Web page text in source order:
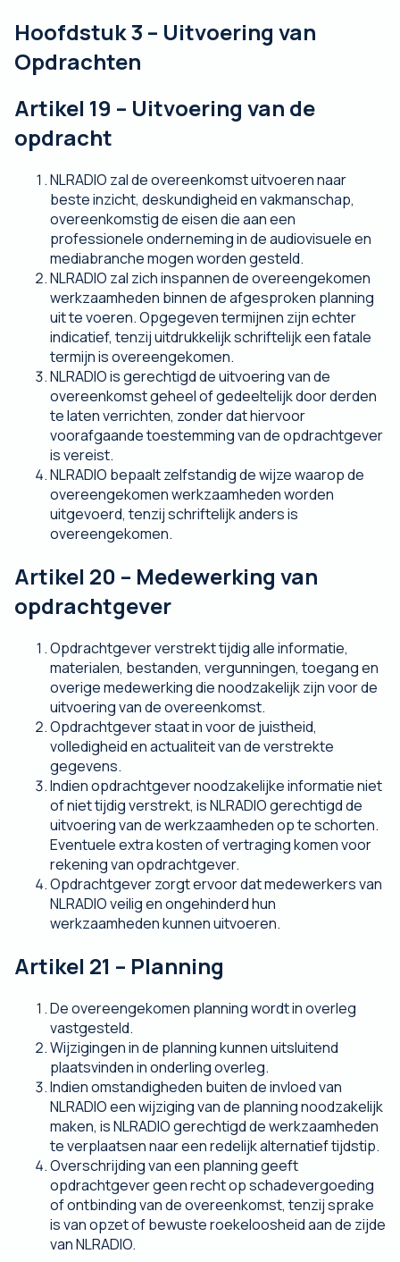
Hoofdstuk 3 – Uitvoering van
Opdrachten
Artikel 19 – Uitvoering van de
opdracht
NLRADIO zal de overeenkomst uitvoeren naar
beste inzicht, deskundigheid en vakmanschap,
overeenkomstig de eisen die aan een
professionele onderneming in de audiovisuele en
mediabranche mogen worden gesteld.
NLRADIO zal zich inspannen de overeengekomen
werkzaamheden binnen de afgesproken planning
uit te voeren. Opgegeven termijnen zijn echter
indicatief, tenzij uitdrukkelijk schriftelijk een fatale
termijn is overeengekomen.
NLRADIO is gerechtigd de uitvoering van de
overeenkomst geheel of gedeeltelijk door derden
te laten verrichten, zonder dat hiervoor
voorafgaande toestemming van de opdrachtgever
is vereist.
NLRADIO bepaalt zelfstandig de wijze waarop de
overeengekomen werkzaamheden worden
uitgevoerd, tenzij schriftelijk anders is
overeengekomen.
Artikel 20 – Medewerking van
opdrachtgever
Opdrachtgever verstrekt tijdig alle informatie,
materialen, bestanden, vergunningen, toegang en
overige medewerking die noodzakelijk zijn voor de
uitvoering van de overeenkomst.
Opdrachtgever staat in voor de juistheid,
volledigheid en actualiteit van de verstrekte
gegevens.
Indien opdrachtgever noodzakelijke informatie niet
of niet tijdig verstrekt, is NLRADIO gerechtigd de
uitvoering van de werkzaamheden op te schorten.
Eventuele extra kosten of vertraging komen voor
rekening van opdrachtgever.
Opdrachtgever zorgt ervoor dat medewerkers van
NLRADIO veilig en ongehinderd hun
werkzaamheden kunnen uitvoeren.
Artikel 21 – Planning
De overeengekomen planning wordt in overleg
vastgesteld.
Wijzigingen in de planning kunnen uitsluitend
plaatsvinden in onderling overleg.
Indien omstandigheden buiten de invloed van
NLRADIO een wijziging van de planning noodzakelijk
maken, is NLRADIO gerechtigd de werkzaamheden
te verplaatsen naar een redelijk alternatief tijdstip.
Overschrijding van een planning geeft
opdrachtgever geen recht op schadevergoeding
of ontbinding van de overeenkomst, tenzij sprake
is van opzet of bewuste roekeloosheid aan de zijde
van NLRADIO.